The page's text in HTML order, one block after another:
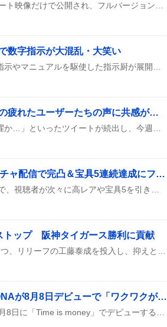
VOLTACTIONが歌う『ロウワー』がショート映像だけで公開され、フルバージョンがまだ出ていないことに、ファンが「フルで聞きたい！」とテンション高くリクエストを連投している様子がうかがえる。
数字指示が大混乱・大笑い
剣持刀也の長時間配信で、視聴者が数字指示やマニュアルを駆使した指示厨が展開され、指示の難しさが笑いに変わりながら盛り上がっている様子が投稿で共有されている。
「もう木曜日」感が拡散、週末待ちの疲れたユーザーたちの声に共感が広がる
SNS上では「もう木曜日！」や「まだ木曜か…」といったツイートが続出し、今週が長く感じられることや、暑さと仕事の疲れに対する嘆きが目立つ。週末やお盆休みへの期待感も同時に語られ、金曜日感や早く休みが欲しいという声が混ざり合っている。
にじさんじ・オリバー教授、FGOガチャ配信で完凸＆宝具5連続達成にファン歓喜
オリバー教授のFGOガチャ配信が大盛況で、視聴者が次々に高レアや宝具5を引き、完凸まで達成した様子が配信画面に映し出され、みんなで歓声を上げて楽しんでいる様子が伝わってくる。
トップ 阪神タイガース勝利に貢献
阪神タイガースは5点差のリードを保ちつつ、リリーフの工藤泰成を投入し、抑えとして3タテを防いで連敗ストップの勝利を収めた。
「TAKARA」結成、ASHA＆KOKONAが8月8日デビューで「ワクワクが止まらない」
ASHAとKOKONAがTAKARAを結成し、8月8日に「Time is money」でデビューすることがSNSで大きく取り上げられている。